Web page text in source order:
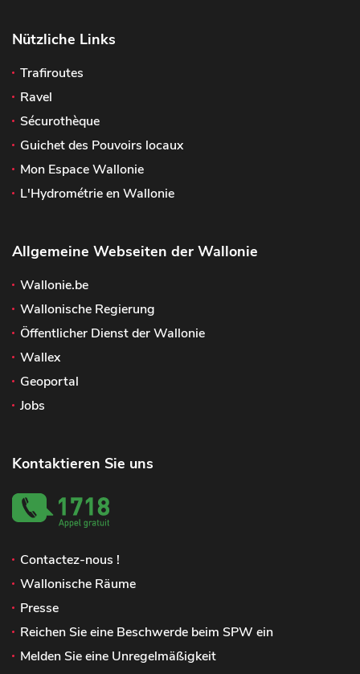
Nützliche Links
Trafiroutes
Ravel
Sécurothèque
Guichet des Pouvoirs locaux
Mon Espace Wallonie
L'Hydrométrie en Wallonie
Allgemeine Webseiten der Wallonie
Wallonie.be
Wallonische Regierung
Öffentlicher Dienst der Wallonie
Wallex
Geoportal
Jobs
Kontaktieren Sie uns
Contactez-nous !
Wallonische Räume
Presse
Reichen Sie eine Beschwerde beim SPW ein
Melden Sie eine Unregelmäßigkeit